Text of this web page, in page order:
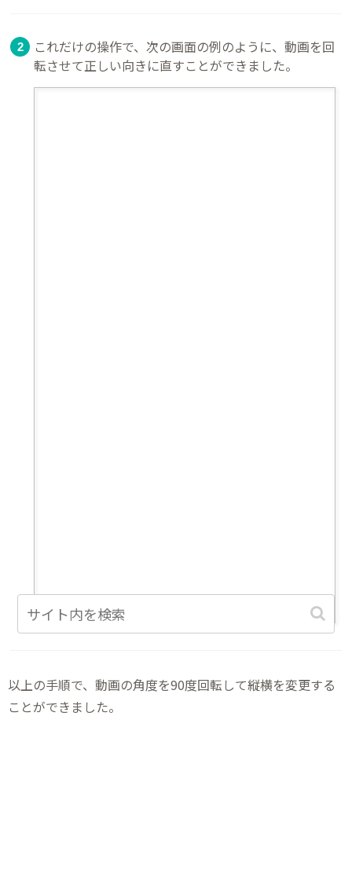
これだけの操作で、次の画面の例のように、動画を回
転させて正しい向きに直すことができました。
以上の手順で、動画の角度を90度回転して縦横を変更する
ことができました。